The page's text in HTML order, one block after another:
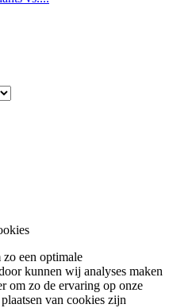
een optimale
kunnen wij analyses maken
om zo de ervaring op onze
van cookies zijn